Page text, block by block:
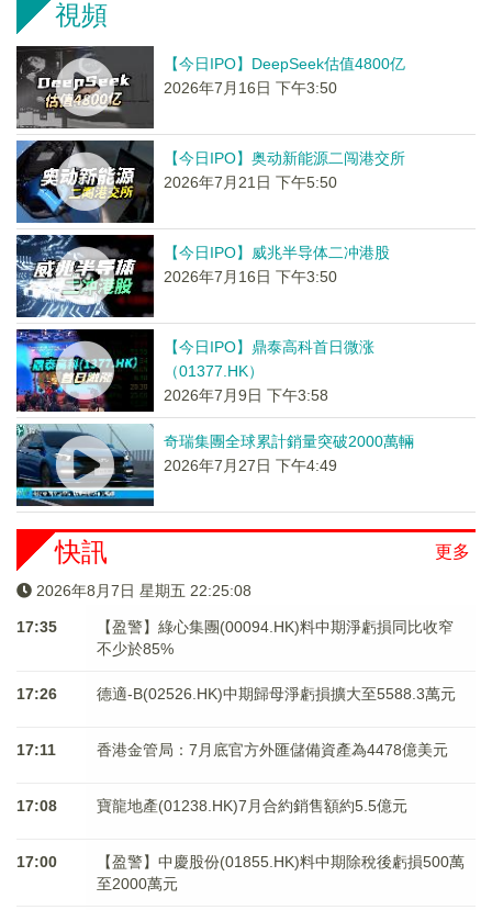
視頻
【今日IPO】DeepSeek估值4800亿
2026年7月16日 下午3:50
【今日IPO】奥动新能源二闯港交所
2026年7月21日 下午5:50
【今日IPO】威兆半导体二冲港股
2026年7月16日 下午3:50
【今日IPO】鼎泰高科首日微涨
（01377.HK）
2026年7月9日 下午3:58
奇瑞集團全球累計銷量突破2000萬輛
2026年7月27日 下午4:49
更多
快訊
2026年8月7日 星期五 22:25:08
17:35
【盈警】綠心集團(00094.HK)料中期淨虧損同比收窄
不少於85%
17:26 德適-B(02526.HK)中期歸母淨虧損擴大至5588.3萬元
17:11 香港金管局：7月底官方外匯儲備資產為4478億美元
17:08 寶龍地產(01238.HK)7月合約銷售額約5.5億元
17:00
【盈警】中慶股份(01855.HK)料中期除稅後虧損500萬
至2000萬元